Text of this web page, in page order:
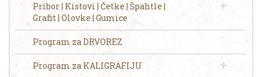
Pribor | Kistovi | Četke | Špahtle |
Grafit | Olovke | Gumice
Program za DRVOREZ
Program za KALIGRAFIJU